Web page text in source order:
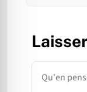
Commentaire